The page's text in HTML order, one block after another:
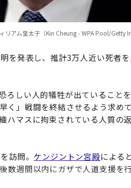
アム皇太子（Kin Cheung - WPA Pool/Getty
を発表し、推計3万人近い死者
ろしい人的犠牲が出ていること
く」戦闘を終結させるよう求め
ハマスに拘束されている人質の
訪問。 ケンジントン宮殿による
数週間以内にガザで人道支援を